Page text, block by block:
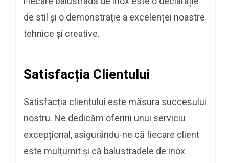
de stil și o demonstrație a excelenței noastre
tehnice și creative.
Satisfacția Clientului
Satisfacția clientului este măsura succesului
nostru. Ne dedicăm oferirii unui serviciu
excepțional, asigurându-ne că fiecare client
este mulțumit și că balustradele de inox